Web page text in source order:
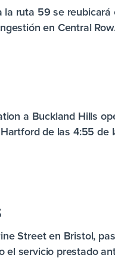
ruta 59 se
en Central
a Buckland Hills
de las 4:55 de
Street en Bristol,
el servicio prestado